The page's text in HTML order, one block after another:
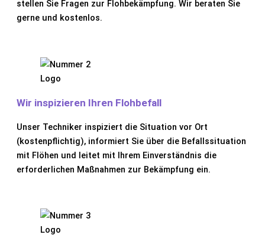
stellen Sie Fragen zur Flohbekämpfung. Wir beraten Sie
gerne und kostenlos.
Wir inspizieren Ihren Flohbefall
Unser Techniker inspiziert die Situation vor Ort
(kostenpflichtig), informiert Sie über die Befallssituation
mit Flöhen und leitet mit Ihrem Einverständnis die
erforderlichen Maßnahmen zur Bekämpfung ein.